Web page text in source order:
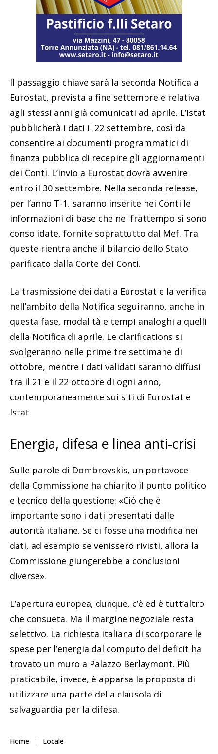
Il passaggio chiave sarà la seconda Notifica a
Eurostat, prevista a fine settembre e relativa
agli stessi anni già comunicati ad aprile. L’Istat
pubblicherà i dati il 22 settembre, così da
consentire ai documenti programmatici di
finanza pubblica di recepire gli aggiornamenti
dei Conti. L’invio a Eurostat dovrà avvenire
entro il 30 settembre. Nella seconda release,
per l’anno T-1, saranno inserite nei Conti le
informazioni di base che nel frattempo si sono
consolidate, fornite soprattutto dal Mef. Tra
queste rientra anche il bilancio dello Stato
parificato dalla Corte dei Conti.
La trasmissione dei dati a Eurostat e la verifica
nell’ambito della Notifica seguiranno, anche in
questa fase, modalità e tempi analoghi a quelli
della Notifica di aprile. Le clarifications si
svolgeranno nelle prime tre settimane di
ottobre, mentre i dati validati saranno diffusi
tra il 21 e il 22 ottobre di ogni anno,
contemporaneamente sui siti di Eurostat e
Istat.
Energia, difesa e linea anti-crisi
Sulle parole di Dombrovskis, un portavoce
della Commissione ha chiarito il punto politico
e tecnico della questione: «Ciò che è
importante sono i dati presentati dalle
autorità italiane. Se ci fosse una modifica nei
dati, ad esempio se venissero rivisti, allora la
Commissione giungerebbe a conclusioni
diverse».
L’apertura europea, dunque, c’è ed è tutt’altro
che consueta. Ma il margine negoziale resta
selettivo. La richiesta italiana di scorporare le
spese per l’energia dal computo del deficit ha
trovato un muro a Palazzo Berlaymont. Più
praticabile, invece, è apparsa la proposta di
utilizzare una parte della clausola di
salvaguardia per la difesa.
Home Locale